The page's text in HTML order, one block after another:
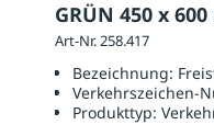
GRÜN 450 x
Art-Nr. 258.417
Bezeichnung:
Verkehrszeichen-
Produkttyp: